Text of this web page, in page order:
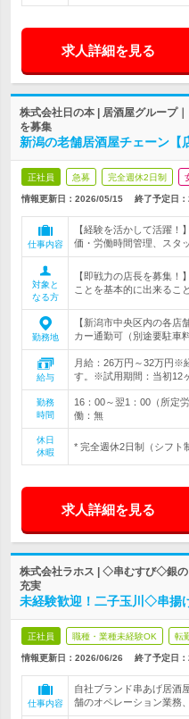
求人詳細を見る
株式会社日の本 | 居酒屋グループ
を募集
新潟の老舗居酒屋チェーン
正社員 急募 完全週休2日制
情報更新日：2026/05/15 終了予定日：
仕事内容
【経験を活かして活躍
価・労働時間管理、スタ
対象と
なる方
【即戦力の店長を募集
ことを基本的に出来るこ
勤務地
【新潟市中央区内の各
カー通勤可（別途要駐車
給与
月給：26万円～32万円※
す。※試用期間：当初12
勤務
時間
16：00～翌1：00（所定
働：無
休日
休暇
* 完全週休2日制（シフト
求人詳細を見る
株式会社ラホス | ◇串むすび◇銀
充実
未経験歓迎！二子玉川◇串揚
正社員 職種・業種未経験OK 転
情報更新日：2026/06/26 終了予定日：
仕事内容
自社ブランド串あげ居酒
舗のオペレーション業務